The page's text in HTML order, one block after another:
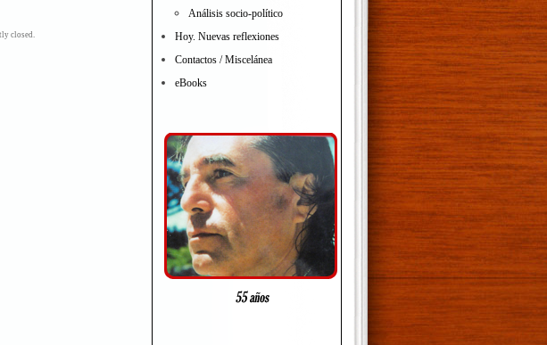
closed.
Análisis socio-político
Hoy. Nuevas reflexiones
Contactos / Miscelánea
eBooks